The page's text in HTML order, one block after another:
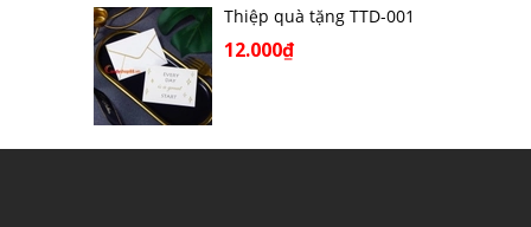
Thiệp quà tặng TTD-001
12.000₫